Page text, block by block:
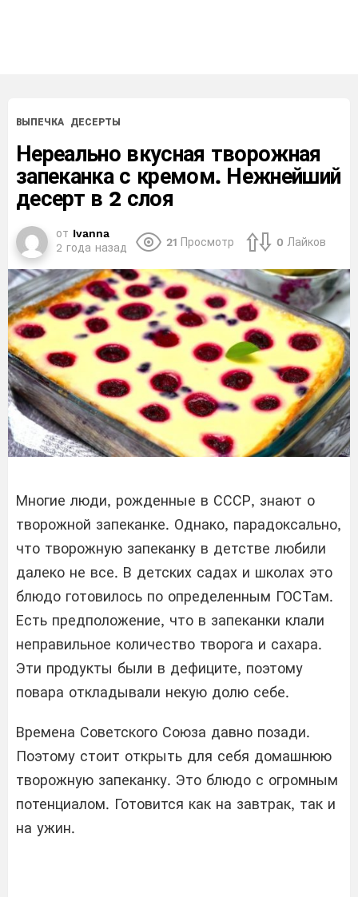
ВЫПЕЧКА ДЕСЕРТЫ
Нереально вкусная творожная
запеканка с кремом. Нежнейший
десерт в 2 слоя
от Ivanna
2 года назад
21 Просмотр 0 Лайков
Многие люди, рожденные в СССР, знают о
творожной запеканке. Однако, парадоксально,
что творожную запеканку в детстве любили
далеко не все. В детских садах и школах это
блюдо готовилось по определенным ГОСТам.
Есть предположение, что в запеканки клали
неправильное количество творога и сахара.
Эти продукты были в дефиците, поэтому
повара откладывали некую долю себе.
Времена Советского Союза давно позади.
Поэтому стоит открыть для себя домашнюю
творожную запеканку. Это блюдо с огромным
потенциалом. Готовится как на завтрак, так и
на ужин.